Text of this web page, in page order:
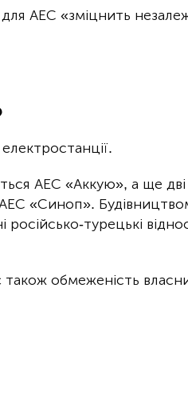
АЕС «зміцнить
АЕС «Аккую», а ще дві
АЕС «Синоп».
турецькі
обмеженість